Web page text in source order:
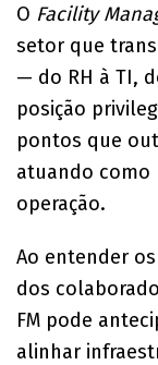
O Facility
setor que
— do RH à TI,
posição
pontos que
atuando como
operação.
Ao entender
dos
FM pode
alinhar